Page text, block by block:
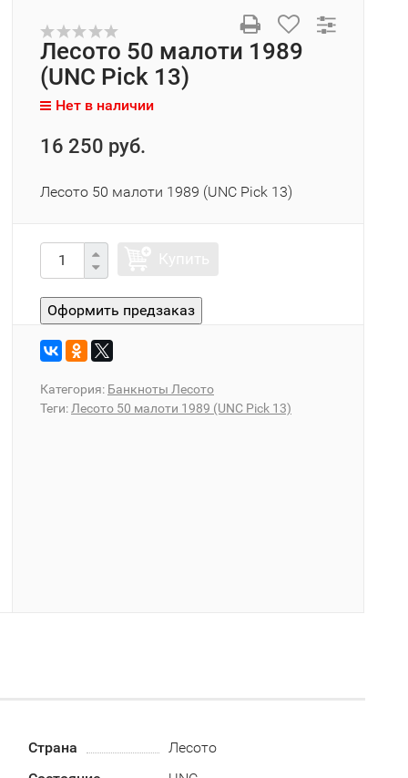
Лесото 50 малоти 1989
(UNC Pick 13)
Нет в наличии
16 250 руб.
Лесото 50 малоти 1989 (UNC Pick 13)
Категория: Банкноты Лесото
Теги: Лесото 50 малоти 1989 (UNC Pick 13)
Страна
Лесото